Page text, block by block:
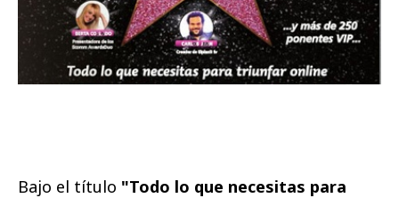
Bajo el título "Todo lo que necesitas para